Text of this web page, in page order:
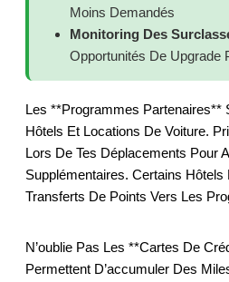
Moins Demandés
Monitoring Des
Opportunités De Upgrade
Les **programmes Partenaires**
Hôtels Et Locations De Voiture.
Lors De Tes Déplacements Pour
Supplémentaires. Certains
Transferts De Points Vers Les
N’oublie Pas Les **cartes De
Permettent D’accumuler Des